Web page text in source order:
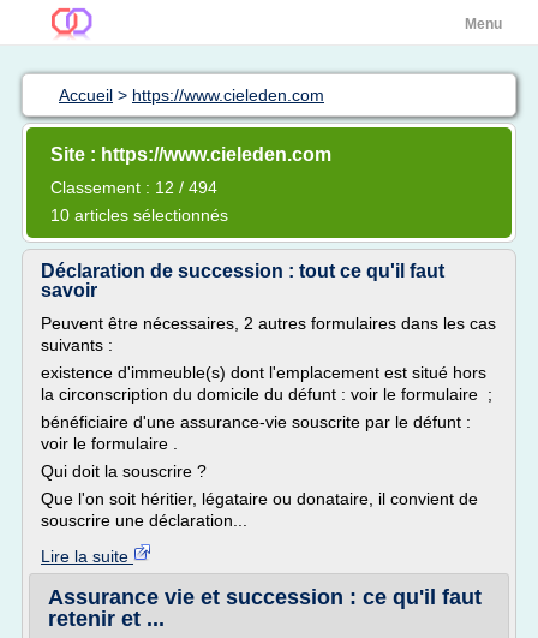
Menu
Accueil > https://www.cieleden.com
Site : https://www.cieleden.com
Classement : 12 / 494
10 articles sélectionnés
Déclaration de succession : tout ce qu'il faut
savoir
Peuvent être nécessaires, 2 autres formulaires dans les cas
suivants :
existence d'immeuble(s) dont l'emplacement est situé hors
la circonscription du domicile du défunt : voir le formulaire ;
bénéficiaire d'une assurance-vie souscrite par le défunt :
voir le formulaire .
Qui doit la souscrire ?
Que l'on soit héritier, légataire ou donataire, il convient de
souscrire une déclaration...
Lire la suite
Assurance vie et succession : ce qu'il faut
retenir et ...